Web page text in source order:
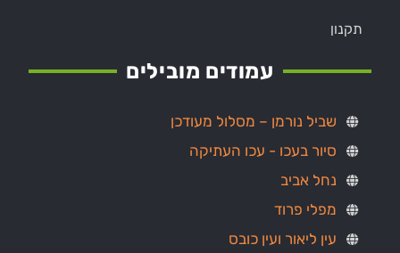
תקנון
עמודים מובילים
שביל נורמן – מסלול מעודכן
סיור בעכו - עכו העתיקה
נחל אביב
מפלי פרוד
עין ליאור ועין כובס